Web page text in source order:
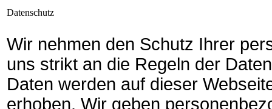
Datenschutz
Wir nehmen den Schutz Ihrer
uns strikt an die Regeln der
Daten werden auf dieser
erhoben. Wir geben